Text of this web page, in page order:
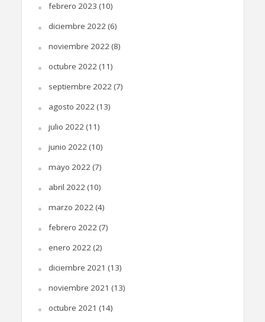
febrero 2023 (10)
diciembre 2022(6)
noviembre 2022(8)
octubre 2022(11)
septiembre 2022(7)
agosto 2022(13)
julio 2022(11)
junio 2022(10)
mayo 2022(7)
abril 2022(10)
marzo 2022(4)
febrero 2022(7)
enero 2022(2)
diciembre 2021 (13)
noviembre 2021 (13)
octubre 2021 (14)